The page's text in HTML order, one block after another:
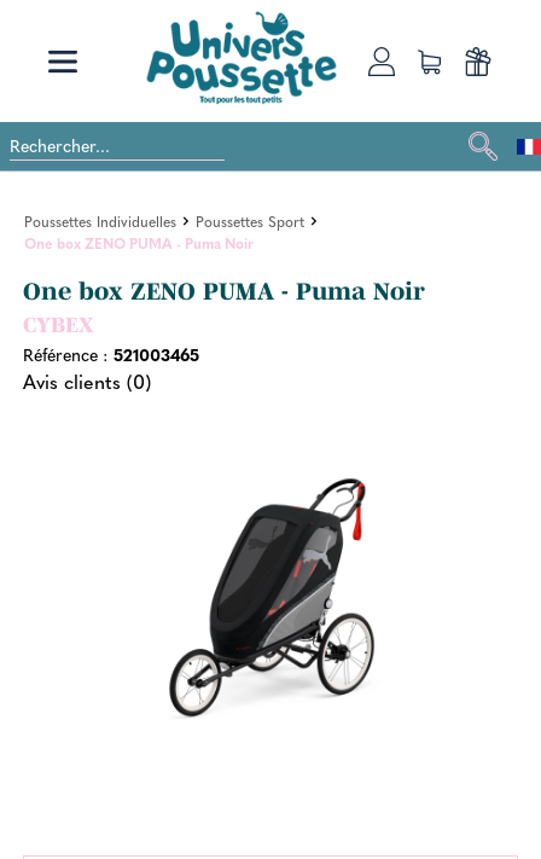
Poussettes Individuelles
Poussettes Sport
One box ZENO PUMA - Puma Noir
One box ZENO PUMA - Puma Noir
CYBEX
Référence : 521003465
Avis clients (0)